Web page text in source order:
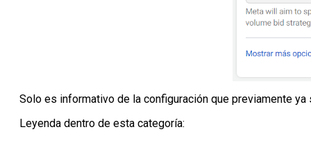
Solo es informativo de la configuración que previamente ya
Leyenda dentro de esta categoría: